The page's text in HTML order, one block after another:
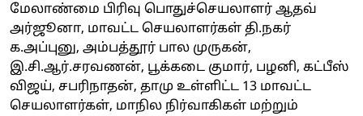
மேலாண்மை பிரிவு பொதுச்செயலாளர் ஆதவ்
அர்ஜூனா, மாவட்ட செயலாளர்கள் தி.நகர்
க.அப்புனு, அம்பத்தூர் பால முருகன்,
இ.சி.ஆர்.சரவணன், பூக்கடை குமார், பழனி, கட்பீஸ்
விஜய், சபரிநாதன், தாமு உள்ளிட்ட 13 மாவட்ட
செயலாளர்கள், மாநில நிர்வாகிகள் மற்றும்